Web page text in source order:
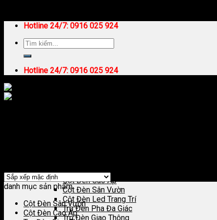
Hotline 24/7: 0916 025 924
Hotline 24/7: 0916 025 924
Cột Đèn Chiếu Sáng
Cột Đèn Cao Áp
Cột Đèn Sân Vườn
Cột Đèn Led Trang Trí
Trụ Đèn Pha Đa Giác
Trụ Đèn Giao Thông
danh mục sản phẩm
Cột Đèn Sân Vườn
Cột Đèn Cao Áp